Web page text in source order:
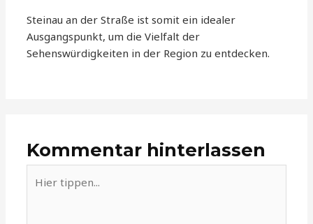
Steinau an der Straße ist somit ein idealer
Ausgangspunkt, um die Vielfalt der
Sehenswürdigkeiten in der Region zu entdecken.
Kommentar hinterlassen
tippen...